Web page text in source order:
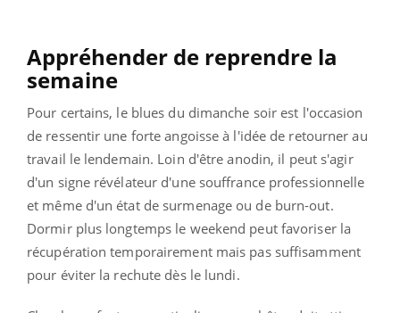
Appréhender de reprendre la
semaine
Pour certains, le blues du dimanche soir est l'occasion
de ressentir une forte angoisse à l'idée de retourner au
travail le lendemain. Loin d'être anodin, il peut s'agir
d'un signe révélateur d'une souffrance professionnelle
et même d'un état de surmenage ou de burn-out.
Dormir plus longtemps le weekend peut favoriser la
récupération temporairement mais pas suffisamment
pour éviter la rechute dès le lundi.